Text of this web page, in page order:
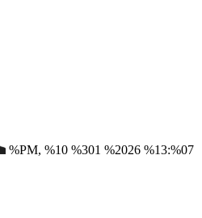
%PM, %10 %301 %2026 %13:%07